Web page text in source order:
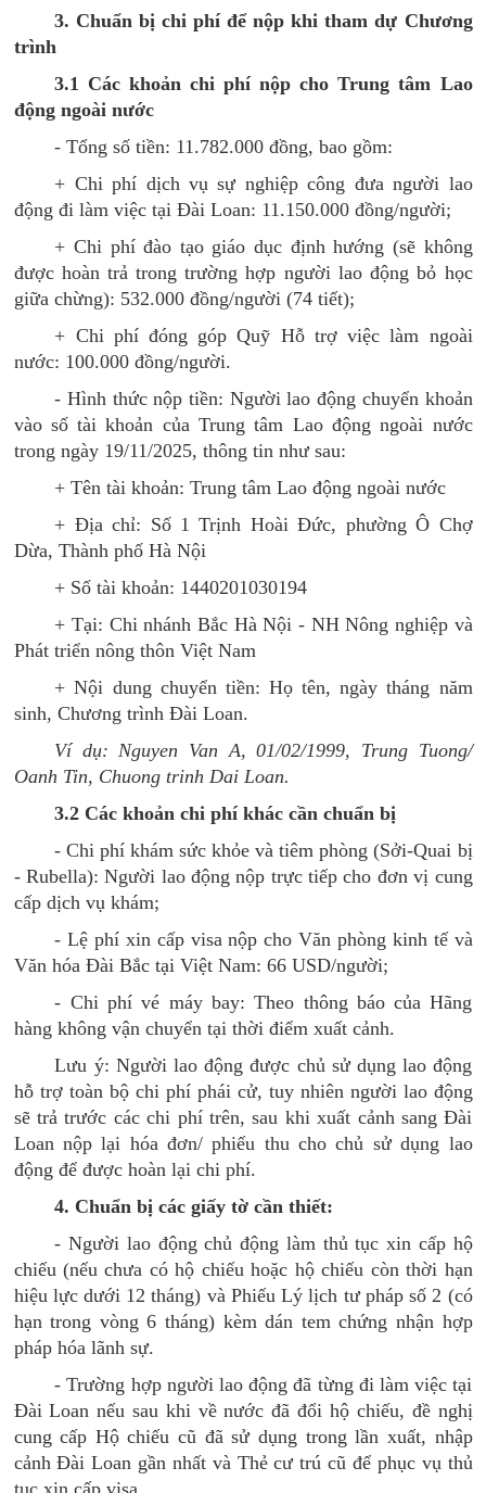
3. Chuẩn bị chi phí để nộp khi tham dự Chương
trình
3.1 Các khoản chi phí nộp cho Trung tâm Lao
động ngoài nước
- Tổng số tiền: 11.782.000 đồng, bao gồm:
+ Chi phí dịch vụ sự nghiệp công đưa người lao
động đi làm việc tại Đài Loan: 11.150.000 đồng/người;
+ Chi phí đào tạo giáo dục định hướng (sẽ không
được hoàn trả trong trường hợp người lao động bỏ học
giữa chừng): 532.000 đồng/người (74 tiết);
+ Chi phí đóng góp Quỹ Hỗ trợ việc làm ngoài
nước: 100.000 đồng/người.
- Hình thức nộp tiền: Người lao động chuyển khoản
vào số tài khoản của Trung tâm Lao động ngoài nước
trong ngày 19/11/2025, thông tin như sau:
+ Tên tài khoản: Trung tâm Lao động ngoài nước
+ Địa chỉ: Số 1 Trịnh Hoài Đức, phường Ô Chợ
Dừa, Thành phố Hà Nội
+ Số tài khoản: 1440201030194
+ Tại: Chi nhánh Bắc Hà Nội - NH Nông nghiệp và
Phát triển nông thôn Việt Nam
+ Nội dung chuyển tiền: Họ tên, ngày tháng năm
sinh, Chương trình Đài Loan.
Ví dụ: Nguyen Van A, 01/02/1999, Trung Tuong/
Oanh Tin, Chuong trinh Dai Loan.
3.2 Các khoản chi phí khác cần chuẩn bị
- Chi phí khám sức khỏe và tiêm phòng (Sởi-Quai bị
- Rubella): Người lao động nộp trực tiếp cho đơn vị cung
cấp dịch vụ khám;
- Lệ phí xin cấp visa nộp cho Văn phòng kinh tế và
Văn hóa Đài Bắc tại Việt Nam: 66 USD/người;
- Chi phí vé máy bay: Theo thông báo của Hãng
hàng không vận chuyển tại thời điểm xuất cảnh.
Lưu ý: Người lao động được chủ sử dụng lao động
hỗ trợ toàn bộ chi phí phái cử, tuy nhiên người lao động
sẽ trả trước các chi phí trên, sau khi xuất cảnh sang Đài
Loan nộp lại hóa đơn/ phiếu thu cho chủ sử dụng lao
động để được hoàn lại chi phí.
4. Chuẩn bị các giấy tờ cần thiết:
- Người lao động chủ động làm thủ tục xin cấp hộ
chiếu (nếu chưa có hộ chiếu hoặc hộ chiếu còn thời hạn
hiệu lực dưới 12 tháng) và Phiếu Lý lịch tư pháp số 2 (có
hạn trong vòng 6 tháng) kèm dán tem chứng nhận hợp
pháp hóa lãnh sự.
- Trường hợp người lao động đã từng đi làm việc tại
Đài Loan nếu sau khi về nước đã đổi hộ chiếu, đề nghị
cung cấp Hộ chiếu cũ đã sử dụng trong lần xuất, nhập
cảnh Đài Loan gần nhất và Thẻ cư trú cũ để phục vụ thủ
tục xin cấp visa.